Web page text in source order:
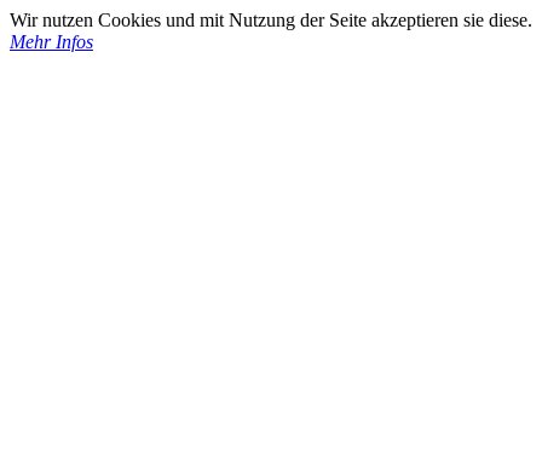
Wir nutzen Cookies und mit Nutzung der Seite akzeptieren sie diese.
Mehr Infos